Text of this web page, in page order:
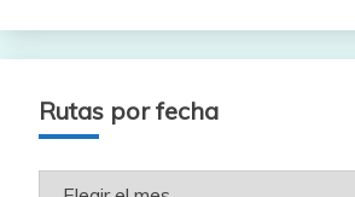
Rutas por fecha
Rutas